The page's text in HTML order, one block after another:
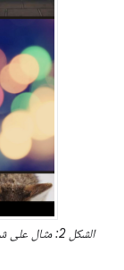
الشكل 2: مثال على شبكة عمودية متداخلة ذات تحميل كسول مع أعمدة ثابتة